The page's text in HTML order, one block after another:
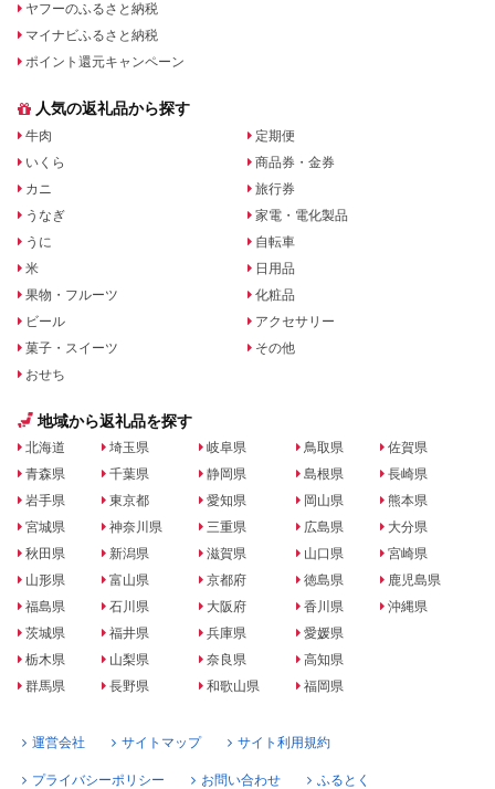
ヤフーのふるさと納税
マイナビふるさと納税
ポイント還元キャンペーン
人気の返礼品から探す
牛肉
いくら
カニ
うなぎ
うに
米
果物・フルーツ
ビール
菓子・スイーツ
おせち
定期便
商品券・金券
旅行券
家電・電化製品
自転車
日用品
化粧品
アクセサリー
その他
地域から返礼品を探す
北海道
青森県
岩手県
宮城県
秋田県
山形県
福島県
茨城県
栃木県
群馬県
埼玉県
千葉県
東京都
神奈川県
新潟県
富山県
石川県
福井県
山梨県
長野県
岐阜県
静岡県
愛知県
三重県
滋賀県
京都府
大阪府
兵庫県
奈良県
和歌山県
鳥取県
島根県
岡山県
広島県
山口県
徳島県
香川県
愛媛県
高知県
福岡県
佐賀県
長崎県
熊本県
大分県
宮崎県
鹿児島県
沖縄県
運営会社 サイトマップ サイト利用規約
プライバシーポリシー お問い合わせ ふるとく